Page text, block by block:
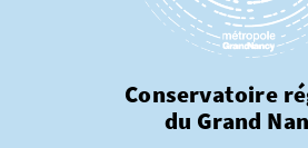
Conservatoire
du Grand